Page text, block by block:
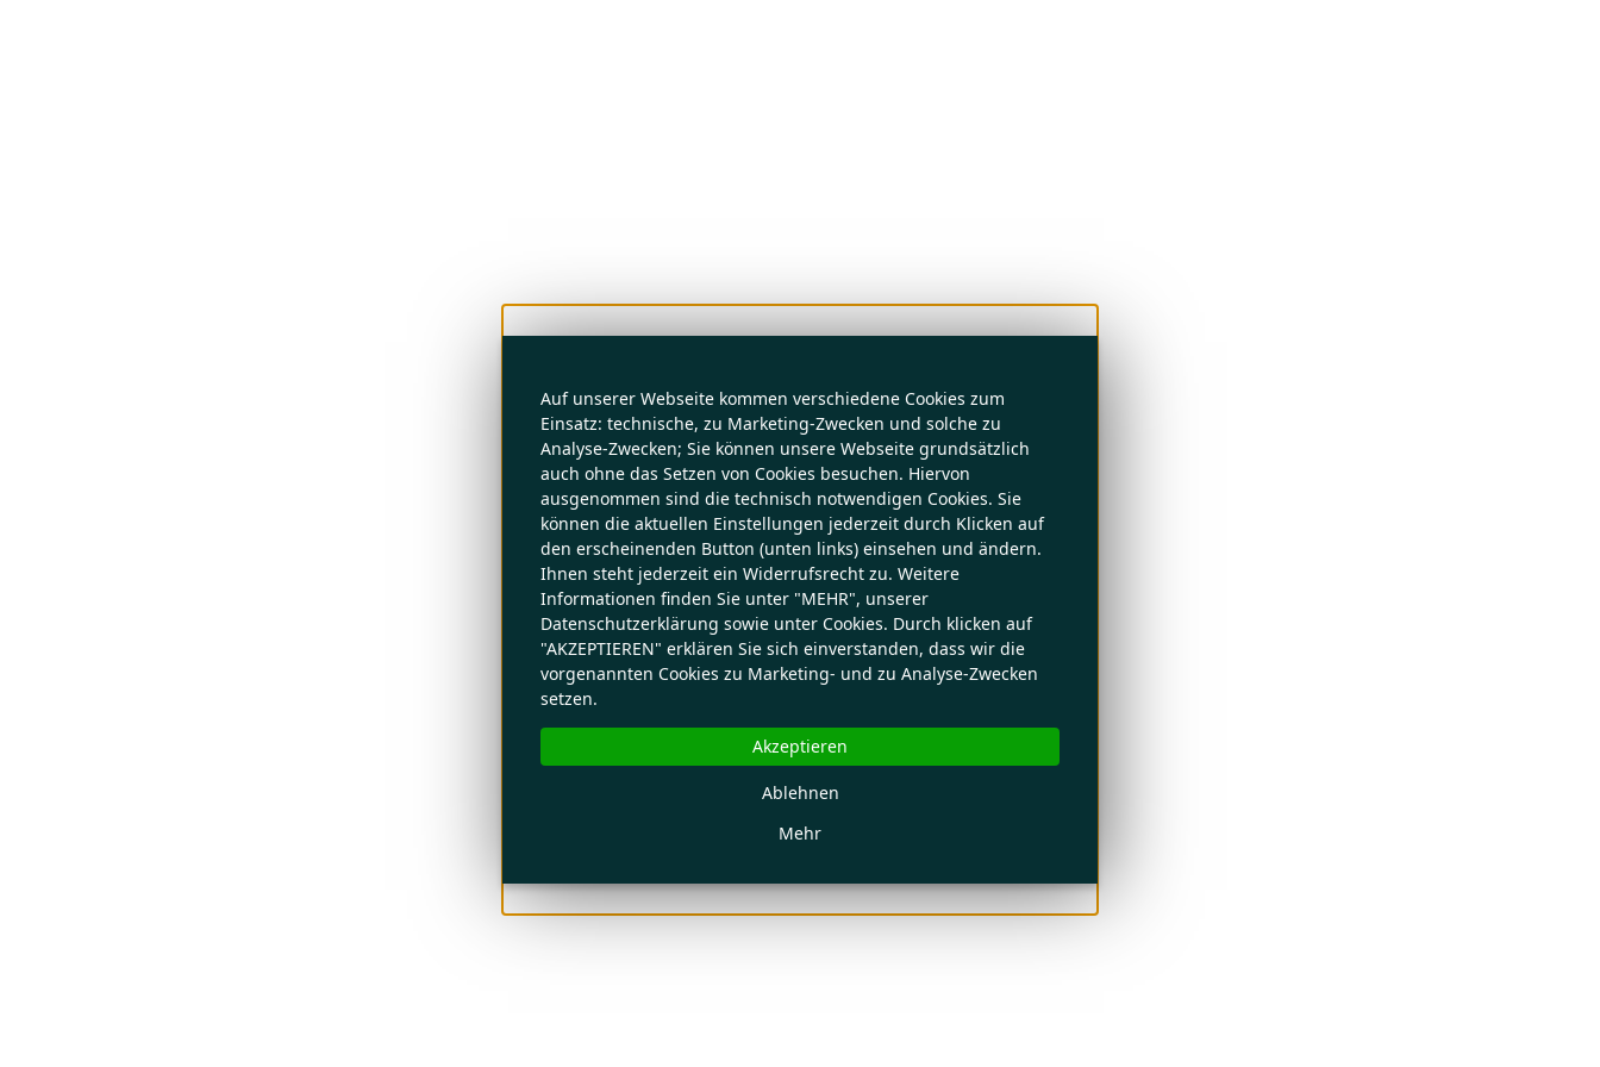
Auf unserer Webseite kommen verschiedene Cookies zum
Einsatz: technische, zu Marketing-Zwecken und solche zu
Analyse-Zwecken; Sie können unsere Webseite grundsätzlich
auch ohne das Setzen von Cookies besuchen. Hiervon
ausgenommen sind die technisch notwendigen Cookies. Sie
können die aktuellen Einstellungen jederzeit durch Klicken auf
den erscheinenden Button (unten links) einsehen und ändern.
Ihnen steht jederzeit ein Widerrufsrecht zu. Weitere
Informationen finden Sie unter "MEHR", unserer
Datenschutzerklärung sowie unter Cookies. Durch klicken auf
"AKZEPTIEREN" erklären Sie sich einverstanden, dass wir die
vorgenannten Cookies zu Marketing- und zu Analyse-Zwecken
setzen.
Mehr
Ablehnen
Akzeptieren